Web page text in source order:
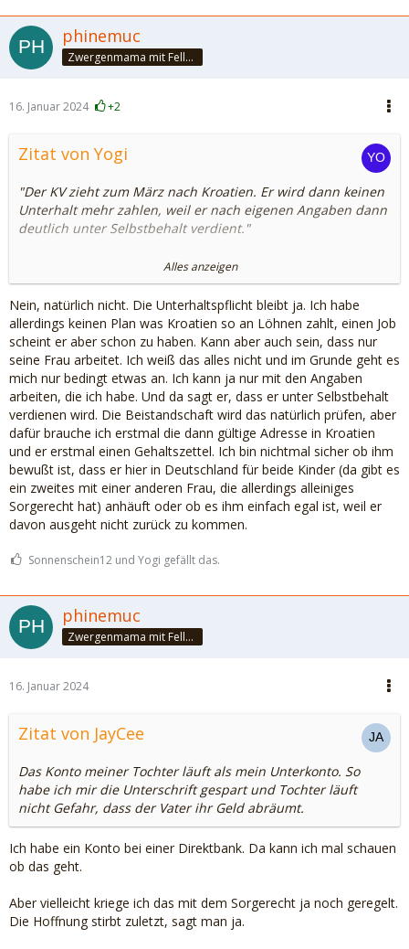
phinemuc
Zwergenmama mit Fellnasen
16. Januar 2024 +2
Zitat von Yogi
"Der KV zieht zum März nach Kroatien. Er wird dann keinen
Unterhalt mehr zahlen, weil er nach eigenen Angaben dann
deutlich unter Selbstbehalt verdient."
Geht das so einfach?
LG
Alles anzeigen
Nein, natürlich nicht. Die Unterhaltspflicht bleibt ja. Ich habe
allerdings keinen Plan was Kroatien so an Löhnen zahlt, einen Job
scheint er aber schon zu haben. Kann aber auch sein, dass nur
seine Frau arbeitet. Ich weiß das alles nicht und im Grunde geht es
mich nur bedingt etwas an. Ich kann ja nur mit den Angaben
arbeiten, die ich habe. Und da sagt er, dass er unter Selbstbehalt
verdienen wird. Die Beistandschaft wird das natürlich prüfen, aber
dafür brauche ich erstmal die dann gültige Adresse in Kroatien
und er erstmal einen Gehaltszettel. Ich bin nichtmal sicher ob ihm
bewußt ist, dass er hier in Deutschland für beide Kinder (da gibt es
ein zweites mit einer anderen Frau, die allerdings alleiniges
Sorgerecht hat) anhäuft oder ob es ihm einfach egal ist, weil er
davon ausgeht nicht zurück zu kommen.
Sonnenschein12 und Yogi gefällt das.
phinemuc
Zwergenmama mit Fellnasen
16. Januar 2024
Zitat von JayCee
Das Konto meiner Tochter läuft als mein Unterkonto. So
habe ich mir die Unterschrift gespart und Tochter läuft
nicht Gefahr, dass der Vater ihr Geld abräumt.
Ich habe ein Konto bei einer Direktbank. Da kann ich mal schauen
ob das geht.
Aber vielleicht kriege ich das mit dem Sorgerecht ja noch geregelt.
Die Hoffnung stirbt zuletzt, sagt man ja.